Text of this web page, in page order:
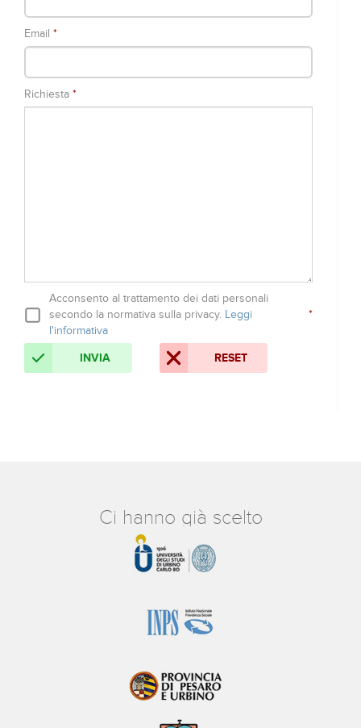
Email *
Richiesta *
Acconsento al trattamento dei dati personali
secondo la normativa sulla privacy. Leggi
l'informativa
*
INVIA RESET
Ci hanno già scelto